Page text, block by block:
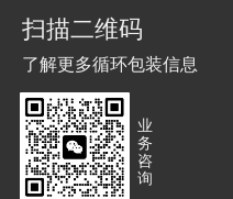
扫描二维码
了解更多循环包装信息
业
务
咨
询